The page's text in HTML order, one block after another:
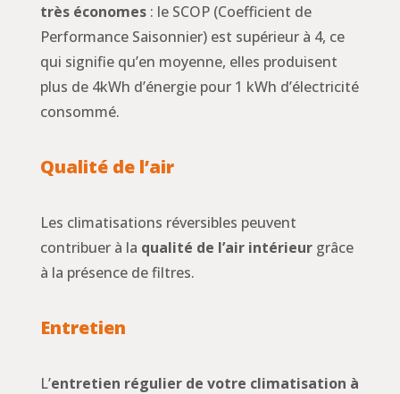
très économes: le SCOP (Coefficient de
Performance Saisonnier) est supérieur à 4, ce
qui signifie qu’en moyenne, elles produisent
plus de 4kWh d’énergie pour 1 kWh d’électricité
consommé.
Qualité de l’air
Les climatisations réversibles peuvent
contribuer à la qualité de l’air intérieurgrâce
à la présence de filtres.
Entretien
L’entretien régulier de votre climatisation à